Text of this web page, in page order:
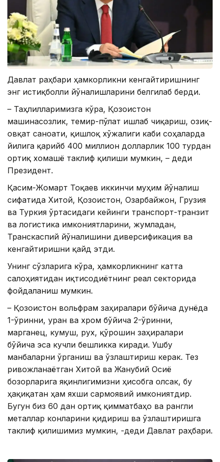
Давлат раҳбари ҳамкорликни кенгайтиришнинг
энг истиқболли йўналишларини белгилаб берди.
– Таҳлилларимизга кўра, Қозоғистон
машинасозлик, темир-пўлат ишлаб чиқариш, озиқ-
овқат саноати, қишлоқ хўжалиги каби соҳаларда
йилига қарийб 400 миллион долларлик 100 турдан
ортиқ хомашё таклиф қилиши мумкин, – деди
Президент.
Қасим-Жомарт Тоқаев иккинчи муҳим йўналиш
сифатида Хитой, Қозоғистон, Озарбайжон, Грузия
ва Туркия ўртасидаги кейинги транспорт-транзит
ва логистика имкониятларини, жумладан,
Транскаспий йўналишини диверсификация ва
кенгайтиришни қайд этди.
Унинг сўзларига кўра, ҳамкорликнинг катта
салоҳиятидан иқтисодиётнинг реал секторида
фойдаланиш мумкин.
– Қозоғистон вольфрам заҳиралари бўйича дунёда
1-ўринни, уран ва хром бўйича 2-ўринни,
марганец, кумуш, рух, қўрғошин заҳиралари
бўйича эса кучли бешликка киради. Ушбу
манбаларни ўрганиш ва ўзлаштириш керак. Тез
ривожланаётган Хитой ва Жанубий Осиё
бозорларига яқинлигимизни ҳисобга олсак, бу
ҳақиқатан ҳам яхши сармоявий имкониятдир.
Бугун биз 60 дан ортиқ қимматбаҳо ва рангли
металлар конларини қидириш ва ўзлаштиришга
таклиф қилишимиз мумкин, -деди Давлат раҳбари.